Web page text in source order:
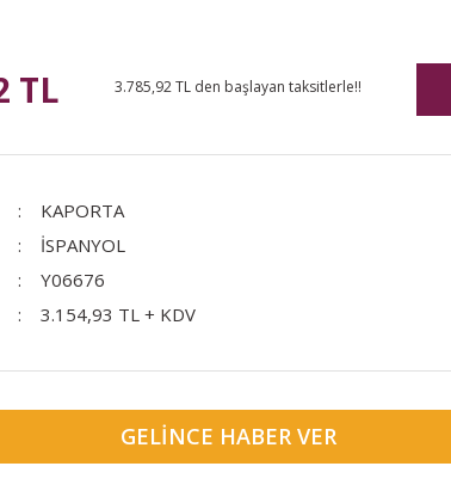
TL 3.785,92 TL den başlayan taksitlerle!!
KAPORTA
İSPANYOL
Y06676
3.154,93 TL + KDV
GELINCE HABER VER